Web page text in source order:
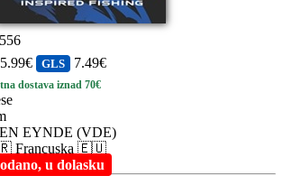
5.99€ GLS 7.49€
dostava iznad 70€
EYNDE (VDE)
Francuska 🇪🇺
u dolasku